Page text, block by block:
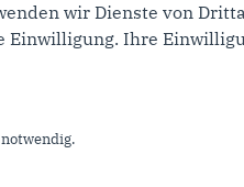
9 10 nächste Seite ›
wir Dienste von
Ihre